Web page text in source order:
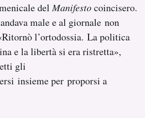
delManifestocoincisero.
male e al giornale non
l’ortodossia. La politica
e la libertà si era ristretta»,
gli
insieme per proporsi a